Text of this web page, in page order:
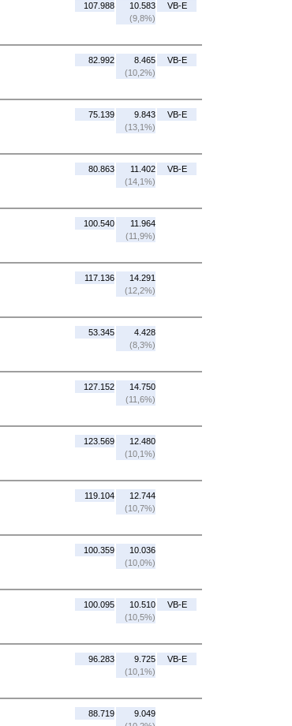
107.988
10.583
(9,8%)
VB-E
82.992
8.465
(10,2%)
VB-E
75.139
9.843
(13,1%)
VB-E
80.863
11.402
(14,1%)
VB-E
100.540
11.964
(11,9%)
117.136
14.291
(12,2%)
53.345
4.428
(8,3%)
127.152
14.750
(11,6%)
123.569
12.480
(10,1%)
119.104
12.744
(10,7%)
100.359
10.036
(10,0%)
100.095
10.510
(10,5%)
VB-E
96.283
9.725
(10,1%)
VB-E
88.719
9.049